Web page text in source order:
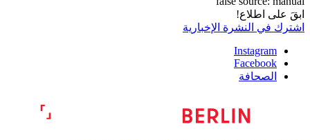
ابقَ على اطلاع!
اشترك في النشرة الإخبارية
Instagram
Facebook
الصحافة